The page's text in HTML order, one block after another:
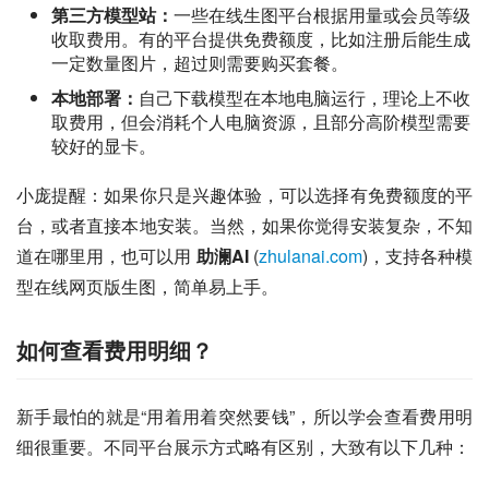
第三方模型站： 一些在线生图平台根据用量或会员等级
收取费用。有的平台提供免费额度，比如注册后能生成
一定数量图片，超过则需要购买套餐。
本地部署： 自己下载模型在本地电脑运行，理论上不收
取费用，但会消耗个人电脑资源，且部分高阶模型需要
较好的显卡。
小庞提醒：如果你只是兴趣体验，可以选择有免费额度的平
台，或者直接本地安装。当然，如果你觉得安装复杂，不知
道在哪里用，也可以用 助澜AI (zhulanai.com)，支持各种模
型在线网页版生图，简单易上手。
如何查看费用明细？
新手最怕的就是“用着用着突然要钱”，所以学会查看费用明
细很重要。不同平台展示方式略有区别，大致有以下几种：